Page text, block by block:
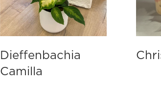
Dieffenbachia
Camilla